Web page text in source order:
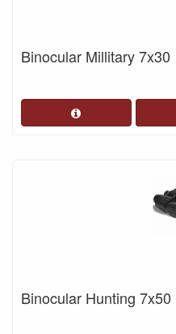
Binocular Millitary 7x30
Binocular Hunting 7x50